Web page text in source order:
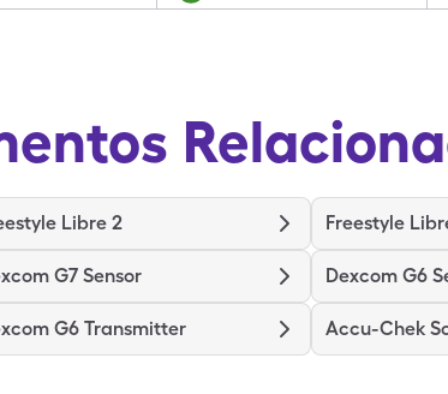
Libre 2 Freestyle
G7 Sensor Dexcom G6
G6 Transmitter Accu-Chek